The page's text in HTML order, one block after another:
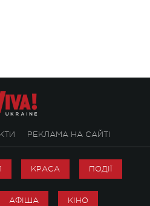
РЕКЛАМА НА САЙТІ
КРАСА ПОДІЇ
АФІША КІНО